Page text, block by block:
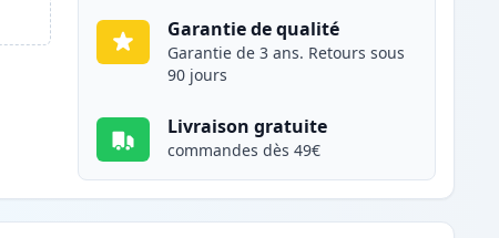
Garantie de qualité
Garantie de 3 ans. Retours sous
90 jours
Livraison gratuite
commandes dès 49€